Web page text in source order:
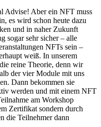
Aber ein NFT muss
es wird schon heute dazu
und in naher Zukunft
sogar sehr sicher – alle
NFTs sein –
weiß. In unserem
reine Theorie, denn wir
der vier Module mit uns
Dann bekommen sie
werden und mit einem NFT
am Workshop
Zertifikat sondern durch
die Teilnehmer dann